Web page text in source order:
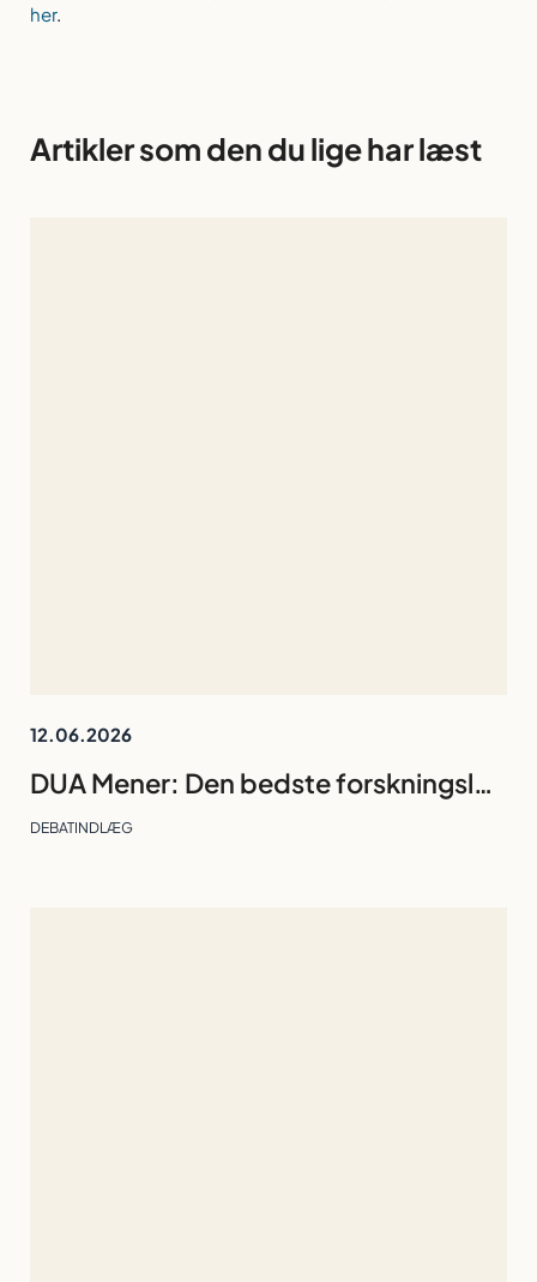
her.
Artikler som den du lige har læst
12.06.2026
DUA Mener: Den bedste forskningsleder er den, gruppen kan undvære
DEBATINDLÆG